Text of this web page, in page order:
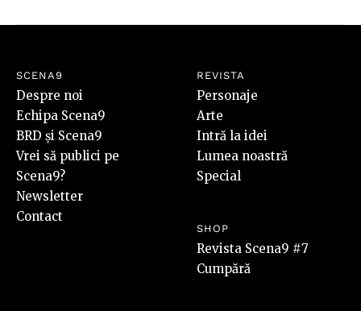
SCENA9
Despre noi
Echipa Scena9
BRD și Scena9
Vrei să publici pe
Scena9?
Newsletter
Contact
REVISTA
Personaje
Arte
Intră la idei
Lumea noastră
Special
SHOP
Revista Scena9 #7
Cumpără